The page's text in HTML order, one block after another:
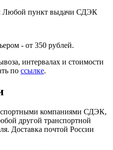
Любой пункт выдачи СДЭК
- от 350 рублей.
интервалах и стоимости
по ссылке.
компаниями СДЭК,
другой транспортной
Доставка почтой России